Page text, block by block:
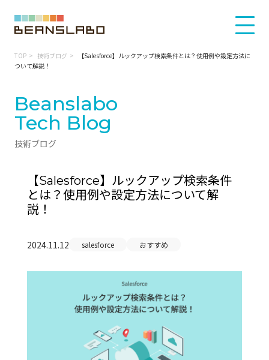
TOP 技術ブログ
【Salesforce】ルックアップ検索条件とは？使用例や設定方法に
ついて解説！
Beanslabo
Tech Blog
技術ブログ
【Salesforce】ルックアップ検索条件
とは？使用例や設定方法について解
説！
2024.11.12 salesforce おすすめ